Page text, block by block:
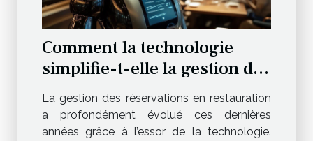
Comment la technologie
simplifie-t-elle la gestion des
réservations dans les
restaurants ?
La gestion des réservations en restauration
a profondément évolué ces dernières
années grâce à l’essor de la technologie.